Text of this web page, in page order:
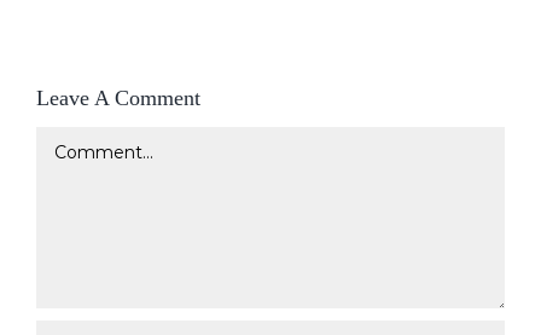
Leave A Comment
Comment